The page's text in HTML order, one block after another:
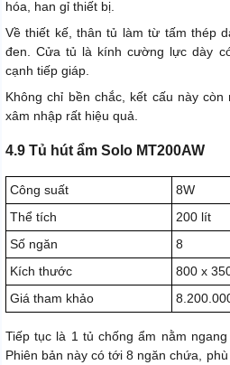
hóa, han gỉ thiết bị.
Về thiết kế, thân tủ làm từ tấm thép
đen. Cửa tủ là kính cường lực dày
cạnh tiếp giáp.
Không chỉ bền chắc, kết cấu này
xâm nhập rất hiệu quả.
4.9 Tủ hút ẩm Solo MT200AW
Công suất
8W
Thể tích
200 lít
Số ngăn
8
Kích thước
800 x
Giá tham khảo
Tiếp tục là 1 tủ chống ẩm nằm
Phiên bản này có tới 8 ngăn chứa,